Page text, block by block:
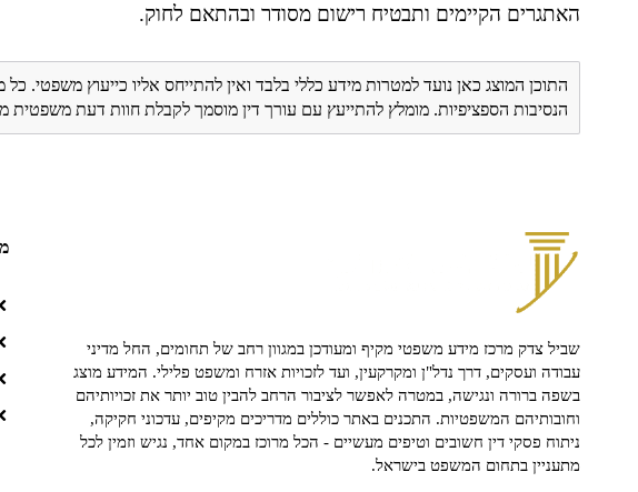
האתגרים הקיימים ותבטיח רישום מסודר ובהתאם לחוק.
התוכן המוצג כאן נועד למטרות מידע כללי בלבד ואין להתייחס אליו כייעוץ משפטי.
הנסיבות הספציפיות. מומלץ להתייעץ עם עורך דין מוסמך לקבלת חוות דעת
שביל צדק מרכז מידע משפטי מקיף ומעודכן במגוון רחב של תחומים, החל מדיני
עבודה ועסקים, דרך נדל"ן ומקרקעין, ועד לזכויות אזרח ומשפט פלילי. המידע מוצג
בשפה ברורה ונגישה, במטרה לאפשר לציבור הרחב להבין טוב יותר את זכויותיהם
וחובותיהם המשפטיות. התכנים באתר כוללים מדריכים מקיפים, עדכוני חקיקה,
ניתוח פסקי דין חשובים וטיפים מעשיים - הכל מרוכז במקום אחד, נגיש וזמין לכל
מתעניין בתחום המשפט בישראל.